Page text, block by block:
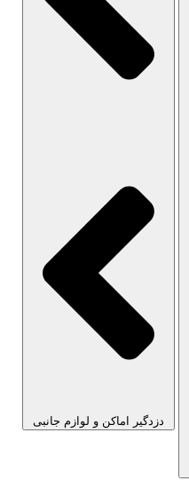
دزدگیر اماکن و لوازم جانبی